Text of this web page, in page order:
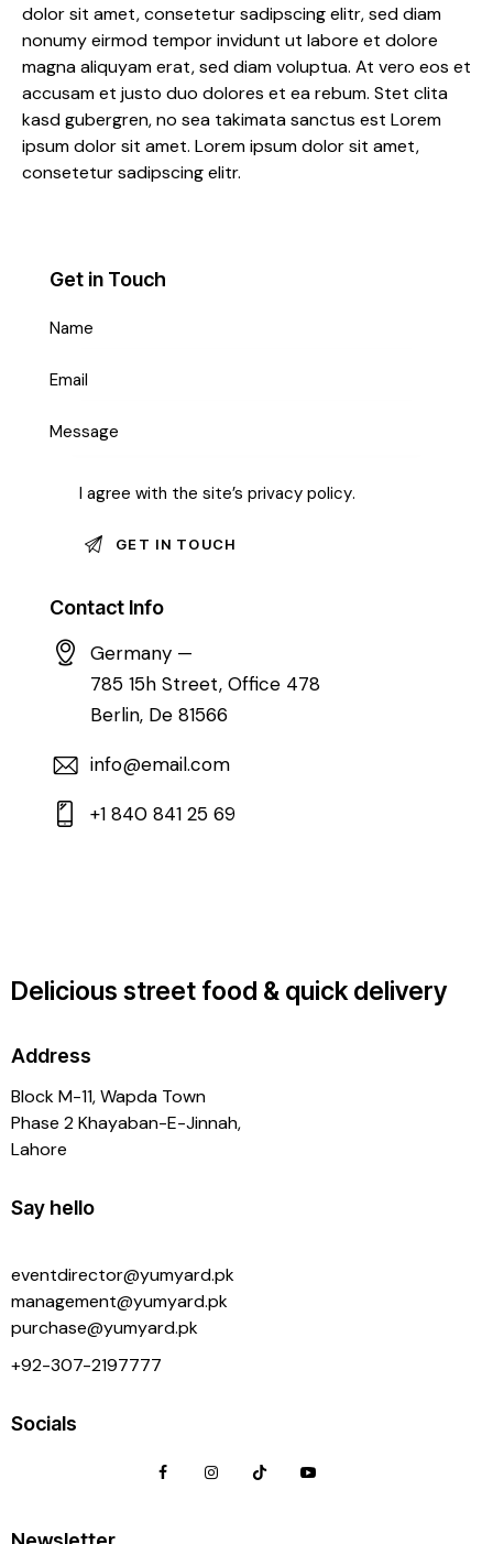
dolor sit amet, consetetur sadipscing elitr, sed diam
nonumy eirmod tempor invidunt ut labore et dolore
magna aliquyam erat, sed diam voluptua. At vero eos et
accusam et justo duo dolores et ea rebum. Stet clita
kasd gubergren, no sea takimata sanctus est Lorem
ipsum dolor sit amet. Lorem ipsum dolor sit amet,
consetetur sadipscing elitr.
Get in Touch
I agree with the site’s privacy policy.
Contact Info
Germany —
785 15h Street, Office 478
Berlin, De 81566
info@email.com
+1 840 841 25 69
Delicious street food & quick delivery
Address
Block M-11, Wapda Town
Phase 2 Khayaban-E-Jinnah,
Lahore
Say hello
eventdirector@yumyard.pk
management@yumyard.pk
purchase@yumyard.pk
+92-307-2197777
Socials